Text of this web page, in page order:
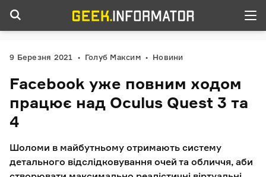
9 Березня 2021 Голуб Максим Новини
Facebook уже повним ходом
працює над Oculus Quest 3 та
4
Шоломи в майбутньому отримають систему
детального відслідковування очей та обличчя, аби